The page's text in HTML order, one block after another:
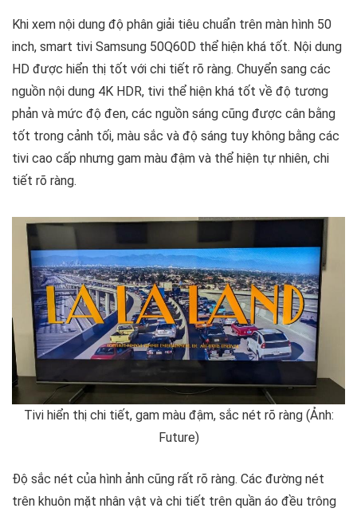
Khi xem nội dung độ phân giải tiêu chuẩn trên màn hình 50
inch, smart tivi Samsung 50Q60D thể hiện khá tốt. Nội dung
HD được hiển thị tốt với chi tiết rõ ràng. Chuyển sang các
nguồn nội dung 4K HDR, tivi thể hiện khá tốt về độ tương
phản và mức độ đen, các nguồn sáng cũng được cân bằng
tốt trong cảnh tối, màu sắc và độ sáng tuy không bằng các
tivi cao cấp nhưng gam màu đậm và thể hiện tự nhiên, chi
tiết rõ ràng.
Tivi hiển thị chi tiết, gam màu đậm, sắc nét rõ ràng (Ảnh:
Future)
Độ sắc nét của hình ảnh cũng rất rõ ràng. Các đường nét
trên khuôn mặt nhân vật và chi tiết trên quần áo đều trông